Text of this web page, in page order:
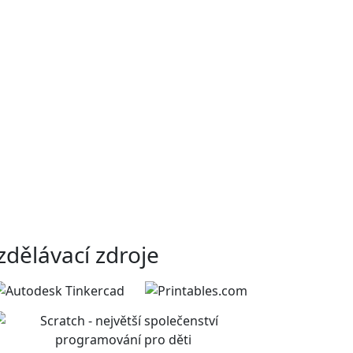
zdroje